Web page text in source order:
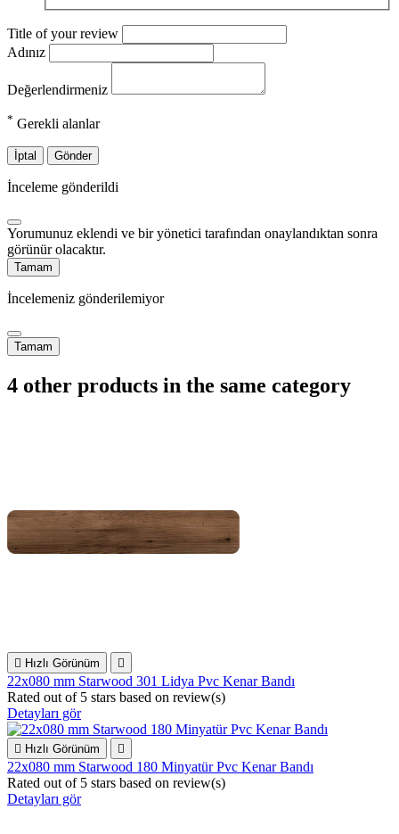
Title of your review
Adınız
Değerlendirmeniz
* Gerekli alanlar
İptal Gönder
İnceleme gönderildi
Yorumunuz eklendi ve bir yönetici tarafından onaylandıktan sonra
görünür olacaktır.
Tamam
İncelemeniz gönderilemiyor
Tamam
4 other products in the same category
 Hızlı Görünüm 
22x080 mm Starwood 301 Lidya Pvc Kenar Bandı
Rated out of 5 stars based on review(s)
Detayları gör
 Hızlı Görünüm 
22x080 mm Starwood 180 Minyatür Pvc Kenar Bandı
Rated out of 5 stars based on review(s)
Detayları gör